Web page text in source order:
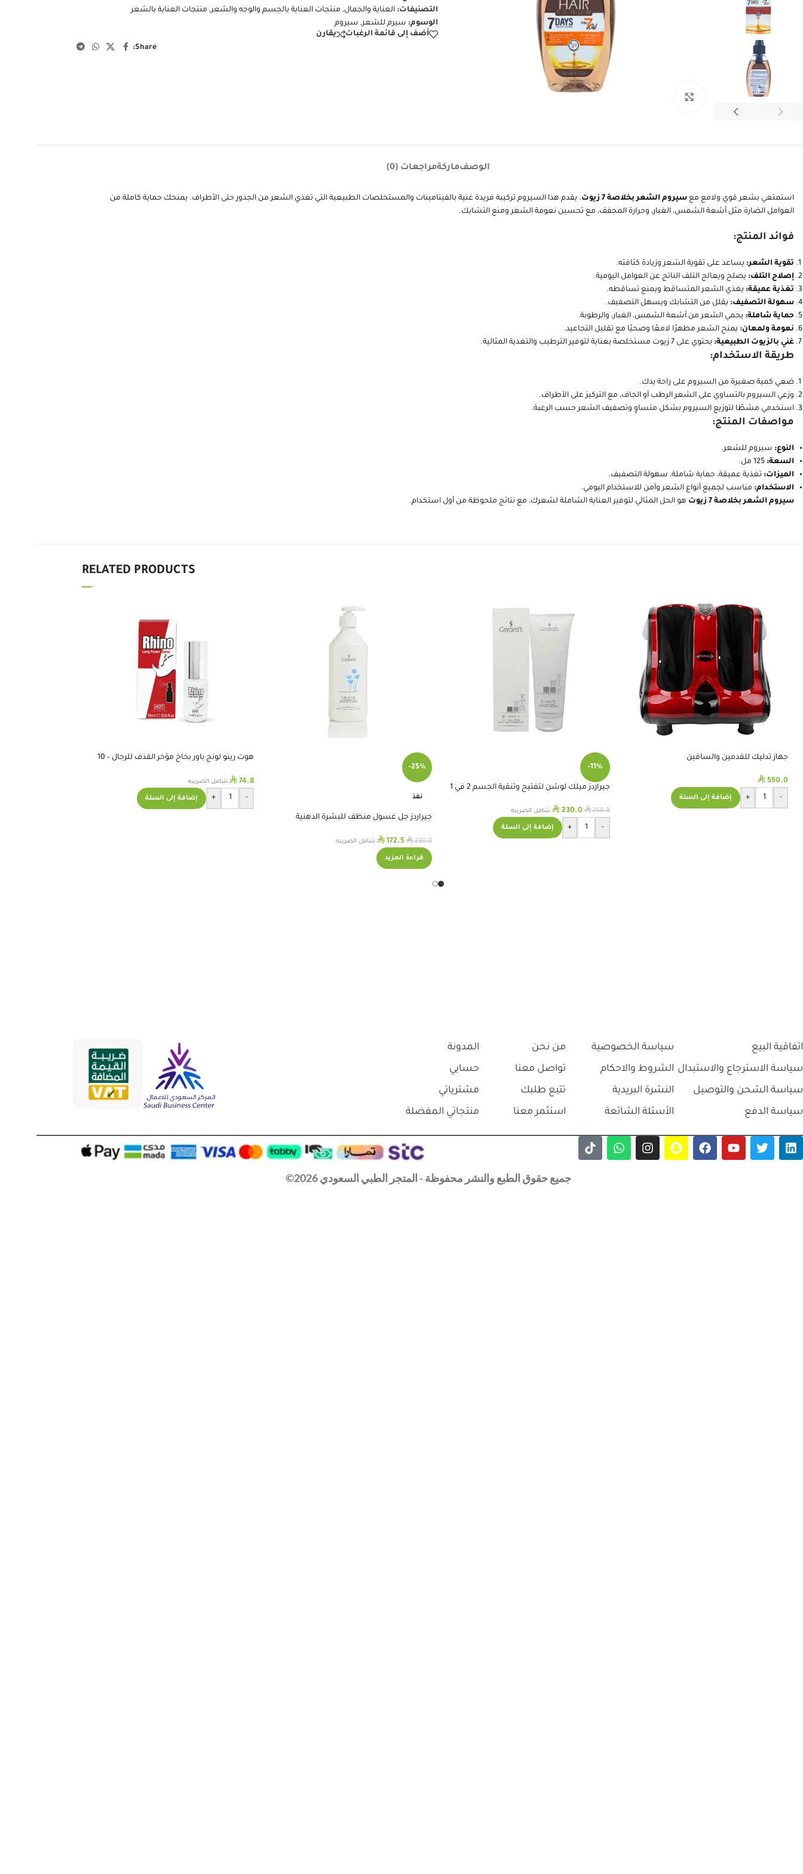
التصنيفات: العناية والجمال, منتجات العناية بالجسم والوجه والشعر , منتجات العناية بالشعر
الوسوم: سيرم للشعر , سيروم
أضف إلى قائمة الرغبات
يقارن
Share:
الوصفماركةمراجعات (0)
استمتعي بشعر قوي ولامع مع سيروم الشعر بخلاصة 7 زيوت
. يقدم هذا السيروم تركيبة فريدة غنية بالفيتامينات والمستخلصات الطبيعية التي تغذي الشعر من الجذور حتى الأطراف. يمنحك حماية كاملة من
العوامل الضارة مثل أشعة الشمس، الغبار، وحرارة المجفف، مع تحسين نعومة الشعر ومنع التشابك.
فوائد المنتج:
تقوية الشعر: يساعد على تقوية الشعر وزيادة كثافته.
إصلاح التلف: يصلح ويعالج التلف الناتج عن العوامل اليومية.
تغذية عميقة: يغذي الشعر المتساقط ويمنع تساقطه.
سهولة التصفيف: يقلل من التشابك ويسهل التصفيف.
حماية شاملة: يحمي الشعر من أشعة الشمس، الغبار، والرطوبة.
نعومة ولمعان: يمنح الشعر مظهرًا لامعًا وصحيًا مع تقليل التجاعيد.
غني بالزيوت الطبيعية: يحتوي على 7 زيوت مستخلصة بعناية لتوفير الترطيب والتغذية المثالية.
طريقة الاستخدام:
ضعي كمية صغيرة من السيروم على راحة يدك.
وزعي السيروم بالتساوي على الشعر الرطب أو الجاف، مع التركيز على الأطراف.
استخدمي مشطًا لتوزيع السيروم بشكل متساوٍ وتصفيف الشعر حسب الرغبة.
مواصفات المنتج:
النوع: سيروم للشعر.
السعة:
الميزات: تغذية عميقة، حماية شاملة، سهولة التصفيف.
الاستخدام: مناسب لجميع أنواع الشعر وآمن للاستخدام اليومي.
سيروم الشعر بخلاصة 7 زيوت
هو الحل المثالي لتوفير العناية الشاملة لشعرك، مع نتائج ملحوظة من أول استخدام.
RELATED PRODUCTS
جهاز تدليك للقدمين والساقين
⃁ 550.0
-
+ إضافة إلى السلة
-11%
جيراردز ميلك لوشن لتفتيح وتنقية الجسم 2 في 1
⃁258.8
⃁ 230.0 شامل الضريبه
-
+ إضافة إلى السلة
-25%
نفذ
جيراردز جل غسول منظف للبشرة الدهنية
⃁230.0
⃁ 172.5 شامل الضريبه
قراءة المزيد
هوت رينو لونج باور بخاخ مؤخر القذف للرجال – 10
⃁ 74.8 شامل الضريبه
-
+ إضافة إلى السلة
اتفاقية البيع
سياسة الاسترجاع والاستبدال
سياسة الشحن والتوصيل
سياسة الدفع
سياسة الخصوصية
الشروط والاحكام
النشرة البريدية
الأسئلة الشائعة
من نحن
تواصل معنا
تتبع طلبك
استثمر معنا
المدونة
حسابي
مشترياتي
منتجاتي المفضلة
جميع حقوق الطبع والنشر محفوظة - المتجر الطبي السعودي 2026©